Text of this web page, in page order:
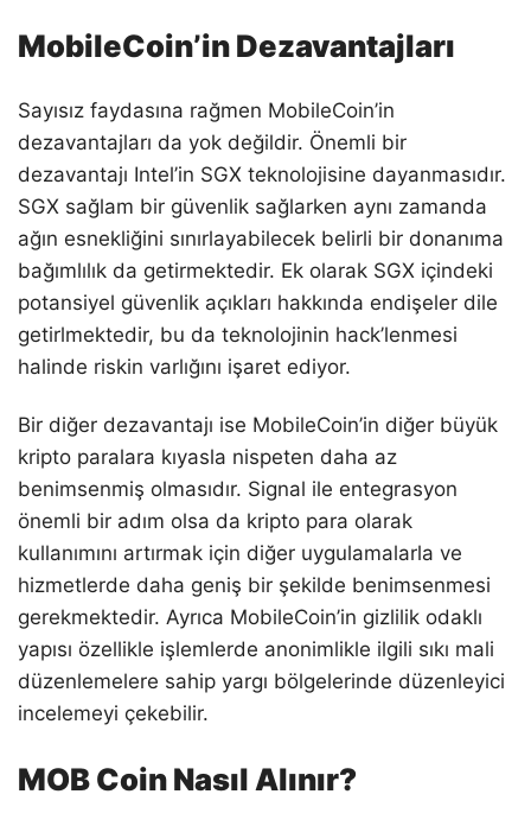
MobileCoin’in Dezavantajları
Sayısız faydasına rağmen MobileCoin’in
dezavantajları da yok değildir. Önemli bir
dezavantajı Intel’in SGX teknolojisine dayanmasıdır.
SGX sağlam bir güvenlik sağlarken aynı zamanda
ağın esnekliğini sınırlayabilecek belirli bir donanıma
bağımlılık da getirmektedir. Ek olarak SGX içindeki
potansiyel güvenlik açıkları hakkında endişeler dile
getirlmektedir, bu da teknolojinin hack’lenmesi
halinde riskin varlığını işaret ediyor.
Bir diğer dezavantajı ise MobileCoin’in diğer büyük
kripto paralara kıyasla nispeten daha az
benimsenmiş olmasıdır. Signal ile entegrasyon
önemli bir adım olsa da kripto para olarak
kullanımını artırmak için diğer uygulamalarla ve
hizmetlerde daha geniş bir şekilde benimsenmesi
gerekmektedir. Ayrıca MobileCoin’in gizlilik odaklı
yapısı özellikle işlemlerde anonimlikle ilgili sıkı mali
düzenlemelere sahip yargı bölgelerinde düzenleyici
incelemeyi çekebilir.
MOB Coin Nasıl Alınır?